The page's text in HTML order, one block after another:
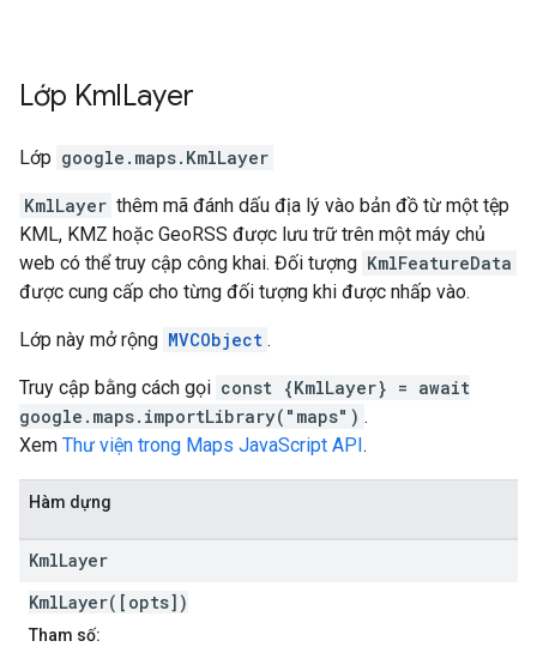
Lớp KmlLayer
Lớp google.maps. KmlLayer
KmlLayer thêm mã đánh dấu địa lý vào bản đồ từ một tệp
KML, KMZ hoặc GeoRSS được lưu trữ trên một máy chủ
web có thể truy cập công khai. Đối tượng KmlFeatureData
được cung cấp cho từng đối tượng khi được nhấp vào.
Lớp này mở rộng MVCObject .
Truy cập bằng cách gọi const {KmlLayer} = await
google.maps.importLibrary("maps") .
Xem Thư viện trong Maps JavaScript API .
Hàm dựng
KmlLayer
KmlLayer([opts])
Tham số: